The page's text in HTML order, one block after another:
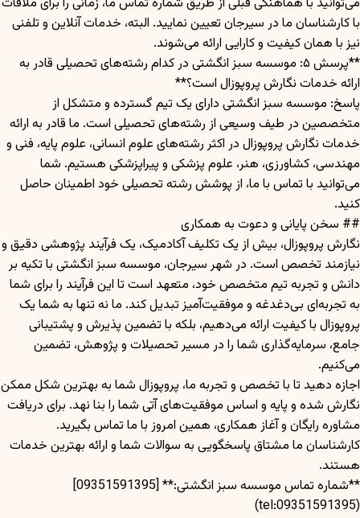
با کارشناسان ما در سیرجان تعیین نمایید. البته، خدمات آنلاین و تلفنی
نیز با همان کیفیت و کارایی ارائه می‌شوند.
**پرسش ۵: موسسه سبز انگشتی در کدام رشته‌های تحصیلی قادر به
ارائه خدمات نگارش پروپوزال است؟**
پاسخ: موسسه سبز انگشتی دارای یک تیم گسترده و متشکل از
متخصصین در طیف وسیعی از رشته‌های تحصیلی است. ما قادر به ارائه
خدمات نگارش پروپوزال در اکثر رشته‌های علوم انسانی، علوم پایه، فنی و
مهندسی، کشاورزی، هنر، علوم پزشکی و پیراپزشکی هستیم. شما
می‌توانید با تماس با ما، از پوشش رشته تحصیلی خود اطمینان حاصل
کنید.
## سخن پایانی و دعوت به همکاری
نگارش پروپوزال، بیش از یک تکلیف آکادمیک، یک فرآیند پژوهشی دقیق و
نیازمند تخصص است. در شهر سیرجان، موسسه سبز انگشتی با تکیه بر
دانش و تجربه تیم متخصص خود، متعهد است تا این فرآیند را برای شما
به تجربه‌ای بی‌دغدغه و موفقیت‌آمیز تبدیل کند. ما نه تنها به شما یک
پروپوزال با کیفیت ارائه می‌دهیم، بلکه با تضمین پذیرش و پشتیبانی
جامع، سرمایه‌گذاری شما را در مسیر تحصیلات و پژوهش، تضمین
می‌کنیم.
اجازه دهید تا با تخصص و تجربه ما، پروپوزال شما به بهترین شکل ممکن
نگارش شده و پایه و اساس موفقیت‌های آتی شما را بنا نهد. برای دریافت
مشاوره رایگان و آغاز همکاری، همین امروز با ما تماس بگیرید.
کارشناسان ما مشتاق پاسخگویی به سوالات شما و ارائه بهترین خدمات
هستند.
**شماره تماس موسسه سبز انگشتی:** [09351591395]
(tel:09351591395)